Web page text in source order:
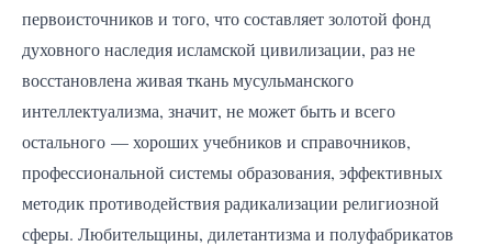
первоисточников и того, что составляет золотой фонд
духовного наследия исламской цивилизации, раз не
восстановлена живая ткань мусульманского
интеллектуализма, значит, не может быть и всего
остального — хороших учебников и справочников,
профессиональной системы образования, эффективных
методик противодействия радикализации религиозной
сферы. Любительщины, дилетантизма и полуфабрикатов